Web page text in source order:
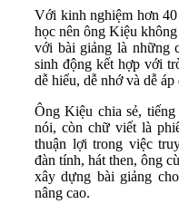
Với kinh nghiệm hơn
học nên ông Kiệu
với bài giảng là những
sinh động kết hợp với
dễ hiểu, dễ nhớ và dễ
Ông Kiệu chia sẻ,
nói, còn chữ viết là
thuận lợi trong việc
đàn tính, hát then, ông
xây dựng bài giảng
nâng cao.